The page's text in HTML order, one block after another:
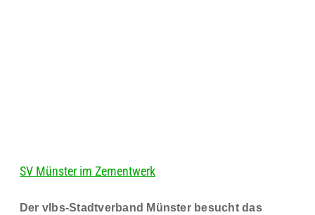
SV Münster im Zementwerk
Der vlbs-Stadtverband Münster besucht das